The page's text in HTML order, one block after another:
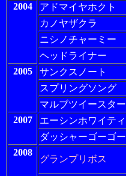
2004
アドマイヤホクト
カノヤザクラ
ニシノチャーミー
ヘッドライナー
2005
サンクスノート
スプリングソング
マルブツイースター
2007
エーシンホワイティ
ダッシャーゴーゴー
2008
グランプリボス